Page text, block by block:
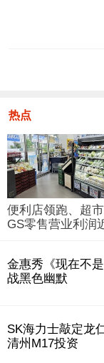
热点
便利店领跑、超
GS零售营业利润
金惠秀《现在不
战黑色幽默
SK海力士敲定龙
清州M17投资